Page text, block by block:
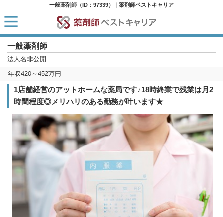
一般薬剤師（ID：97339）｜薬剤師ベストキャリア
一般薬剤師
法人名非公開
年収420～452万円
1店舗経営のアットホームな薬局です♪18時終業で残業は月2
時間程度◎メリハリのある勤務が叶います★
HOME
求人検索
新着求人
求人ランキング
キャリアアドバイザー紹介
コラム
転職支援サービスに申し込む